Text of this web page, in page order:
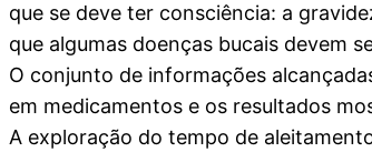
que se deve ter consciência: a
que algumas doenças bucais devem
O conjunto de informações
em medicamentos e os resultados
A exploração do tempo de